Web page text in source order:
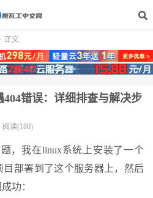
正文
错误：详细排查与解决步
阅读(180)
，我在linux系统上安装了一个
目部署到了这个服务器上，然后
功：